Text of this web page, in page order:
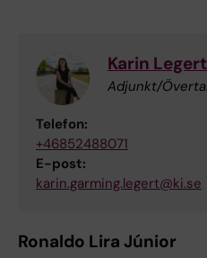
Karin Legert
Adjunkt/
Telefon:
+46852488071
E-post:
karin.garming.legert@ki.se
Ronaldo Lira Júnior